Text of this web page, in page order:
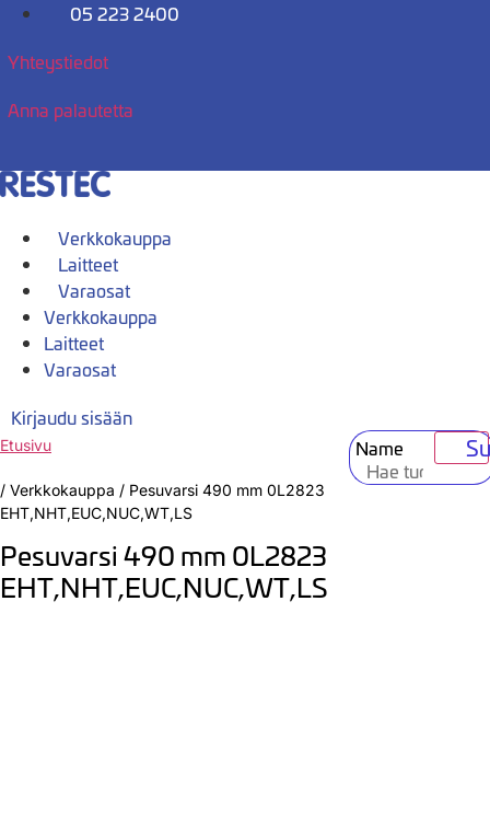
Mene
05 223 2400
Yhteystiedot
Anna palautetta
Verkkokauppa
Laitteet
Varaosat
Verkkokauppa
Laitteet
Varaosat
Kirjaudu sisään
Name
Etusivu
/ Verkkokauppa / Pesuvarsi 490 mm 0L2823
EHT,NHT,EUC,NUC,WT,LS
Pesuvarsi 490 mm 0L2823
EHT,NHT,EUC,NUC,WT,LS